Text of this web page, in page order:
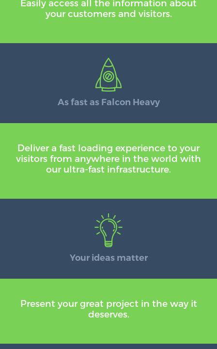
Easily access all the information about
your customers and visitors.
As fast as Falcon Heavy
Deliver a fast loading experience to your
visitors from anywhere in the world with
our ultra-fast infrastructure.
Your ideas matter
Present your great project in the way it
deserves.